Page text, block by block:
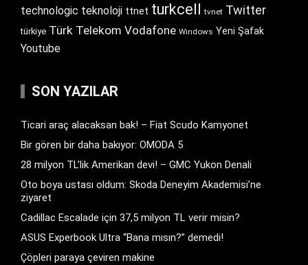
technologic teknoloji ttnet turkcell tvnet Twitter
türkiye Türk Telekom Vodafone Windows Yeni Şafak
Youtube
SON YAZILAR
Ticari araç alacaksan bak! – Fiat Scudo Kamyonet
Bir gören bir daha bakıyor: OMODA 5
28 milyon TL’lik Amerikan devi! – GMC Yukon Denali
Oto boya ustası oldum: Skoda Deneyim Akademisi’ne
ziyaret
Cadillac Escalade için 37,5 milyon TL verir misin?
ASUS Experbook Ultra “Bana mısın?” demedi!
Çöpleri paraya çeviren makine